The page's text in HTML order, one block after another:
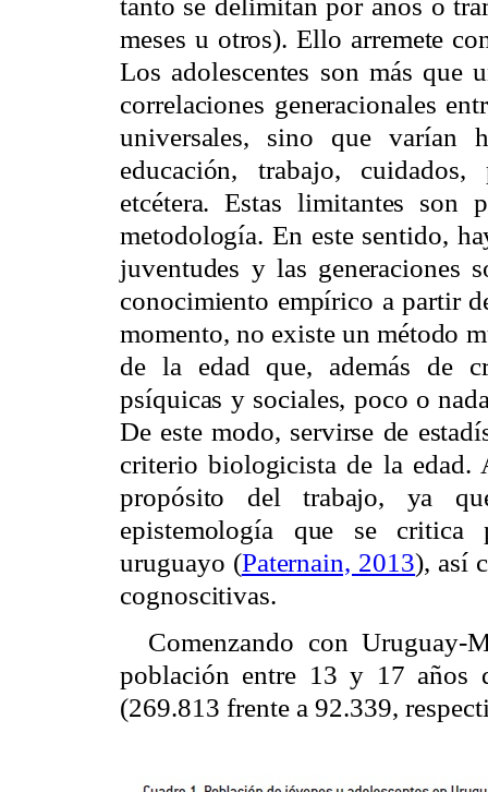
meses u otros). Ello arremete
Los adolescentes son más que
correlaciones generacionales
universales, sino que varían
educación, trabajo, cuidados,
etcétera. Estas limitantes
metodología. En este sentido,
juventudes y las generaciones
conocimiento empírico a partir
momento, no existe un método
de la edad que, además de
psíquicas y sociales, poco o
De este modo, servirse de
criterio biologicista de la
propósito del trabajo, ya
epistemología que se critica
uruguayo (Paternain, 2013), así
cognoscitivas.
Comenzando con Uruguay-
población entre 13 y 17 años
(269.813 frente a 92.339,